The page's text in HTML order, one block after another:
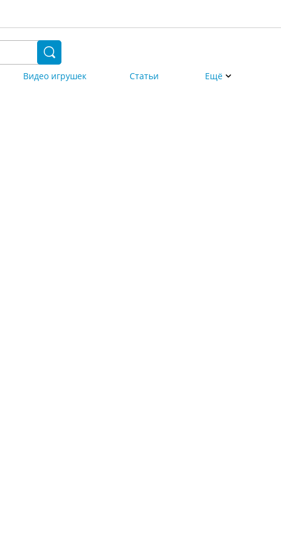
Видео игрушек Статьи Ещё